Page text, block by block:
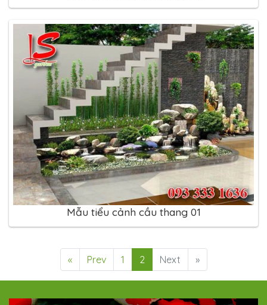
Mẫu tiểu cảnh cầu thang 01
« Prev 1 2 Next »